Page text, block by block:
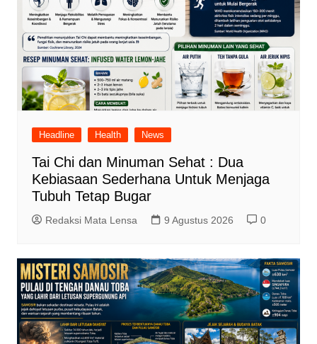
Headline Health News
Tai Chi dan Minuman Sehat : Dua
Kebiasaan Sederhana Untuk Menjaga
Tubuh Tetap Bugar
Redaksi Mata Lensa 9 Agustus 2026 0